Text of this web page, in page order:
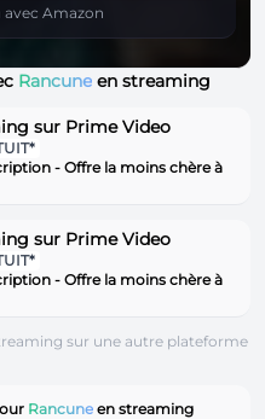
avec Amazon
Rancuneen streaming
sur Prime Video
- Offre la moins chère à
sur Prime Video
- Offre la moins chère à
sur une autre plateforme
Rancune en streaming